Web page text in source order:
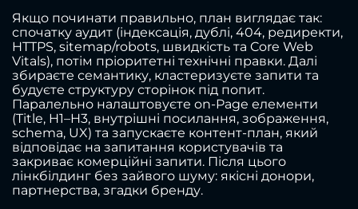
Якщо починати правильно, план виглядає так:
спочатку аудит (індексація, дублі, 404, редиректи,
HTTPS, sitemap/robots, швидкість та Core Web
Vitals), потім пріоритетні технічні правки. Далі
збираєте семантику, кластеризуєте запити та
будуєте структуру сторінок під попит.
Паралельно налаштовуєте on-Page елементи
(Title, H1–H3, внутрішні посилання, зображення,
schema, UX) та запускаєте контент-план, який
відповідає на запитання користувачів та
закриває комерційні запити. Після цього
лінкбілдинг без зайвого шуму: якісні донори,
партнерства, згадки бренду.